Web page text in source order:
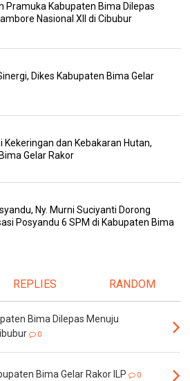
Pramuka Kabupaten Bima Dilepas
Nasional XII di Cibubur
Dikes Kabupaten Bima Gelar
Kekeringan dan Kebakaran Hutan,
Gelar Rakor
Ny. Murni Suciyanti Dorong
Posyandu 6 SPM di Kabupaten Bima
REPLIES RANDOM
Bima Dilepas Menuju
0
Bima Gelar Rakor ILP 0